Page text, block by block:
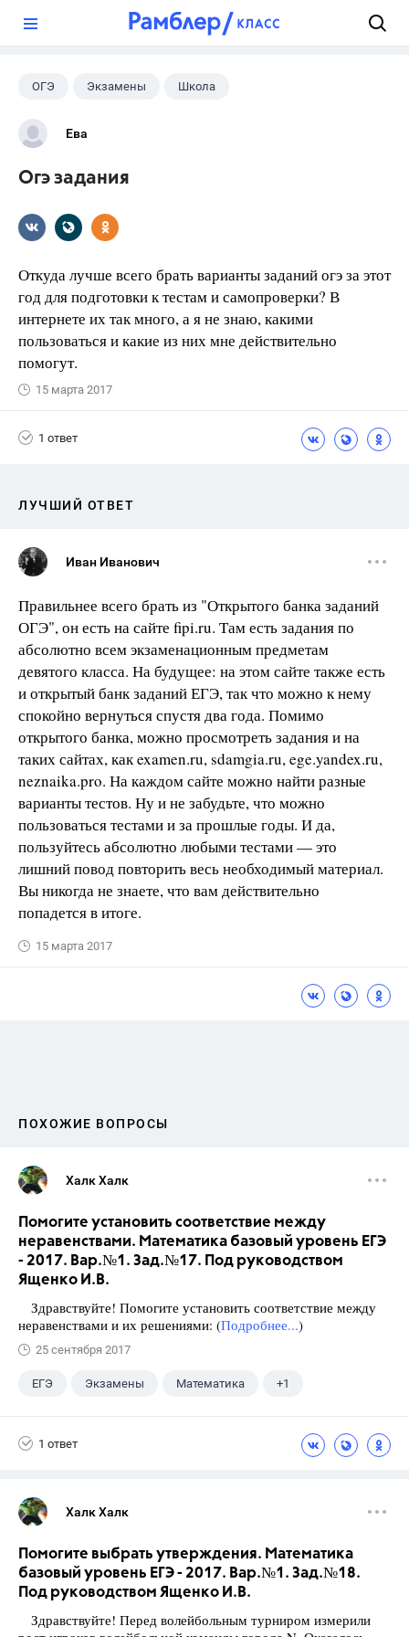
ОГЭ Экзамены Школа
Ева
Огэ задания
Откуда лучше всего брать варианты заданий огэ за этот
год для подготовки к тестам и самопроверки? В
интернете их так много, а я не знаю, какими
пользоваться и какие из них мне действительно
помогут.
15 марта 2017
1 ответ
ЛУЧШИЙ ОТВЕТ
Иван Иванович
Правильнее всего брать из "Открытого банка заданий
ОГЭ", он есть на сайте fipi.ru. Там есть задания по
абсолютно всем экзаменационным предметам
девятого класса. На будущее: на этом сайте также есть
и открытый банк заданий ЕГЭ, так что можно к нему
спокойно вернуться спустя два года. Помимо
открытого банка, можно просмотреть задания и на
таких сайтах, как examen.ru, sdamgia.ru, ege.yandex.ru,
neznaika.pro. На каждом сайте можно найти разные
варианты тестов. Ну и не забудьте, что можно
пользоваться тестами и за прошлые годы. И да,
пользуйтесь абсолютно любыми тестами — это
лишний повод повторить весь необходимый материал.
Вы никогда не знаете, что вам действительно
попадется в итоге.
15 марта 2017
ПОХОЖИЕ ВОПРОСЫ
Халк Халк
Помогите установить соответствие между
неравенствами. Математика базовый уровень ЕГЭ
- 2017. Вар.№1. Зад.№17. Под руководством
Ященко И.В.
Здравствуйте! Помогите установить соответствие между
неравенствами и их решениями: (Подробнее...)
25 сентября 2017
ЕГЭ Экзамены Математика +1
1 ответ
Халк Халк
Помогите выбрать утверждения. Математика
базовый уровень ЕГЭ - 2017. Вар.№1. Зад.№18.
Под руководством Ященко И.В.
Здравствуйте! Перед волейбольным турниром измерили